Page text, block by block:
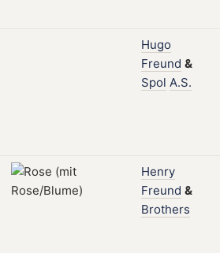
Hugo
Freund &
Spol A.S.
Henry
Freund &
Brothers